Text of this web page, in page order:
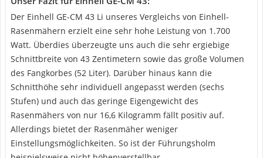
Der Einhell GE-CM 43 Li unseres Vergleichs von Einhell-
Rasenmähern erzielt eine sehr hohe Leistung von 1.700
Watt. Überdies überzeugte uns auch die sehr ergiebige
Schnittbreite von 43 Zentimetern sowie das große Volumen
des Fangkorbes (52 Liter). Darüber hinaus kann die
Schnitthöhe sehr individuell angepasst werden (sechs
Stufen) und auch das geringe Eigengewicht des
Rasenmähers von nur 16,6 Kilogramm fällt positiv auf.
Allerdings bietet der Rasenmäher weniger
Einstellungsmöglichkeiten. So ist der Führungsholm